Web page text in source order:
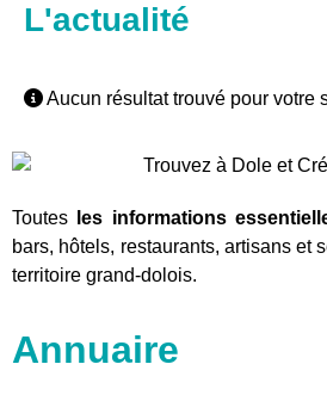
L'actualité
Aucun résultat trouvé pour votre
Toutes les informations
bars, hôtels, restaurants, artisans et
territoire grand-dolois.
Annuaire